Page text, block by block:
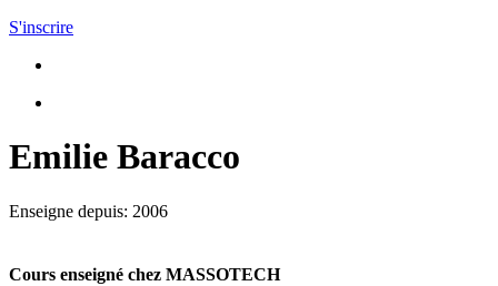
S'inscrire
Emilie Baracco
Enseigne depuis: 2006
Cours enseigné chez MASSOTECH